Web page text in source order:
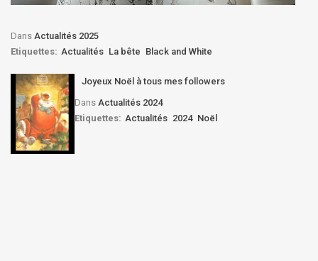
Dans Actualités 2025
Etiquettes: Actualités La bête Black and White
Joyeux Noël à tous mes followers
Dans Actualités 2024
Etiquettes: Actualités 2024 Noël